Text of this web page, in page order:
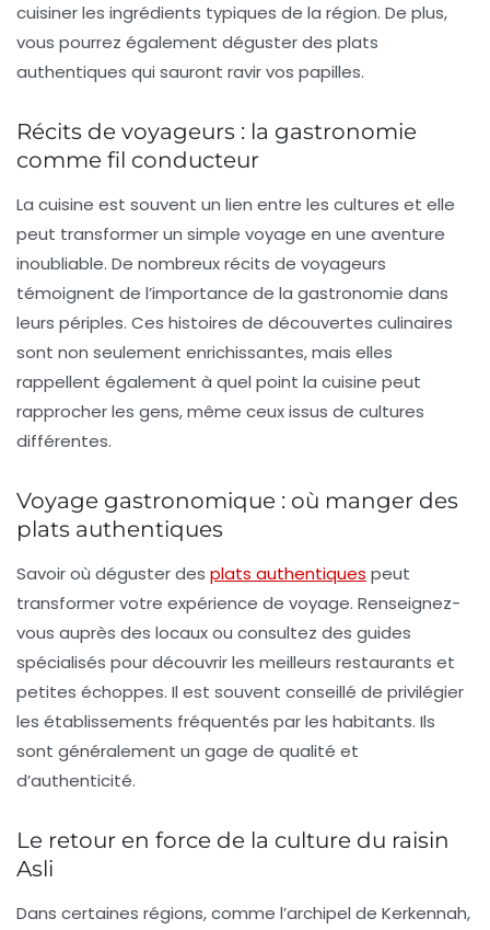
cuisiner les ingrédients typiques de la région. De plus,
vous pourrez également déguster des plats
authentiques qui sauront ravir vos papilles.
Récits de voyageurs : la gastronomie
comme fil conducteur
La cuisine est souvent un lien entre les cultures et elle
peut transformer un simple voyage en une aventure
inoubliable. De nombreuxrécits de voyageurs
témoignent de l’importance de la gastronomie dans
leurs périples. Ces histoires de découvertes culinaires
sont non seulement enrichissantes, mais elles
rappellent également à quel point la cuisine peut
rapprocher les gens, même ceux issus de cultures
différentes.
Voyage gastronomique : où manger des
plats authentiques
Savoir où déguster des plats authentiques peut
transformer votre expérience de voyage. Renseignez-
vous auprès des locaux ou consultez des guides
spécialisés pour découvrir les meilleurs restaurants et
petites échoppes. Il est souvent conseillé de privilégier
les établissements fréquentés par les habitants. Ils
sont généralement un gage de qualité et
d’authenticité.
Le retour en force de la culture du raisin
Asli
Dans certaines régions, comme l’archipel de Kerkennah,